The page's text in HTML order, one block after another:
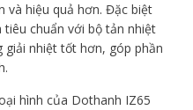
và hiệu quả hơn. Đặc biệt
chuẩn với bộ tản nhiệt
nhiệt tốt hơn, góp phần
hình của Dothanh IZ65